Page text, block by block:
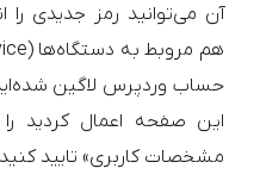
آن می‌توانید رمز جدیدی
حساب وردپرس لاگین
این صفحه اعمال کردید را
مشخصات کاربری» تایید